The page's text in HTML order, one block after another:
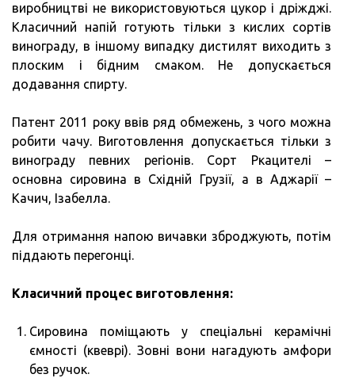
виробництві не використовуються цукор і дріжджі.
Класичний напій готують тільки з кислих сортів
винограду, в іншому випадку дистилят виходить з
плоским і бідним смаком. Не допускається
додавання спирту.
Патент 2011 року ввів ряд обмежень, з чого можна
робити чачу. Виготовлення допускається тільки з
винограду певних регіонів. Сорт Ркацителі –
основна сировина в Східній Грузії, а в Аджарії –
Качич, Ізабелла.
Для отримання напою вичавки зброджують, потім
піддають перегонці.
Класичний процес виготовлення:
Сировина поміщають у спеціальні керамічні
ємності (квеврі). Зовні вони нагадують амфори
без ручок.